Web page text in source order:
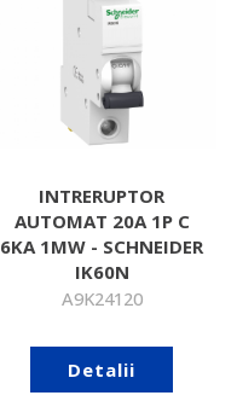
INTRERUPTOR
AUTOMAT 20A 1P C
6KA 1MW - SCHNEIDER
IK60N
A9K24120
Detalii